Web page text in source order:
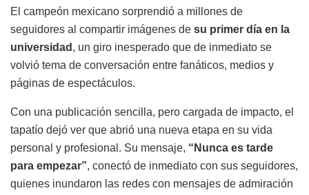
El campeón mexicano sorprendió a millones de
seguidores al compartir imágenes de su primer día en la
universidad , un giro inesperado que de inmediato se
volvió tema de conversación entre fanáticos, medios y
páginas de espectáculos.
Con una publicación sencilla, pero cargada de impacto, el
tapatío dejó ver que abrió una nueva etapa en su vida
personal y profesional. Su mensaje, “Nunca es tarde
para empezar”, conectó de inmediato con sus seguidores,
quienes inundaron las redes con mensajes de admiración